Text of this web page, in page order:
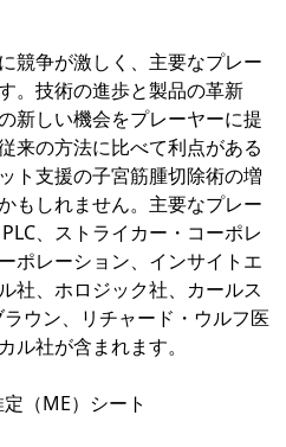
競争が激しく、主要なプレー
。技術の進歩と製品の革新
新しい機会をプレーヤーに提
来の方法に比べて利点がある
ト支援の子宮筋腫切除術の増
もしれません。主要なプレー
、ストライカー・コーポレ
ポレーション、インサイトエ
社、ホロジック社、カールス
ラウン、リチャード・ウルフ医
ル社が含まれます。
（ME）シート